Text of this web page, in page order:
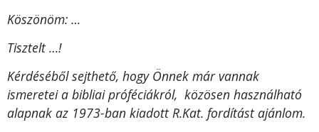
Köszönöm: …
Tisztelt …!
Kérdéséből sejthető, hogy Önnek már vannak
ismeretei a bibliai próféciákról, közösen használható
alapnak az 1973-ban kiadott R.Kat. fordítást ajánlom.